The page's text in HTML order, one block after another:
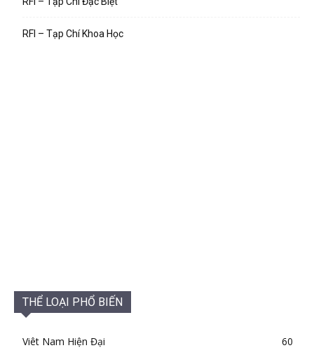
RFI – Tạp Chí Khoa Học
THỂ LOẠI PHỔ BIẾN
Viêt Nam Hiện Đại
60